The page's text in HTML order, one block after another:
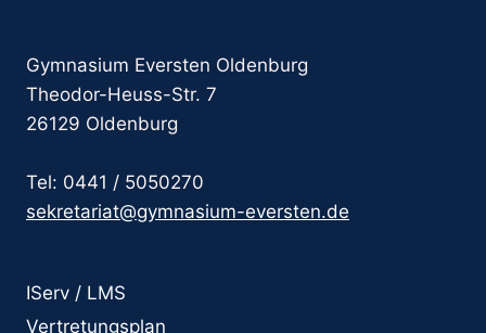
Gymnasium Eversten Oldenburg
Theodor-Heuss-Str. 7
26129 Oldenburg
Tel: 0441 / 5050270
sekretariat@gymnasium-eversten.de
IServ / LMS
Vertretungsplan